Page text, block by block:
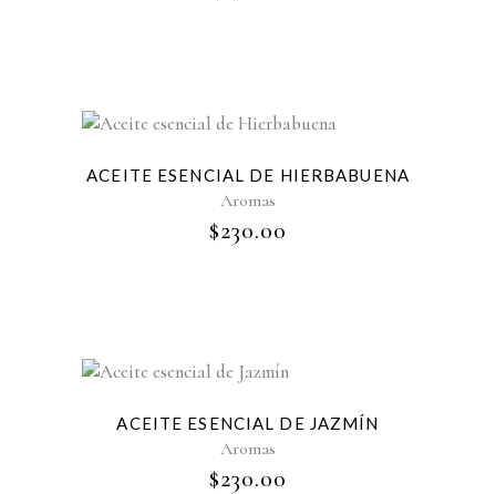
ACEITE ESENCIAL DE HIERBABUENA
Aromas
$230.00
ACEITE ESENCIAL DE JAZMÍN
Aromas
$230.00